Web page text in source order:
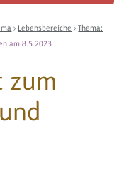
› Lebensbereiche ›Thema:
am 8.5.2023
zum